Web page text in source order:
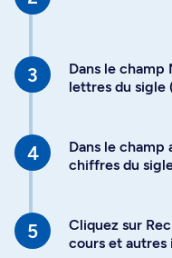
Dans le
lettres du sigle
Dans le champ
chiffres du
Cliquez sur
cours et